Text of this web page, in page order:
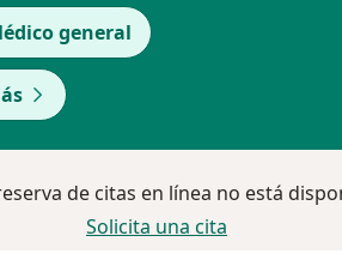
general
de citas en línea no está
Solicita una cita